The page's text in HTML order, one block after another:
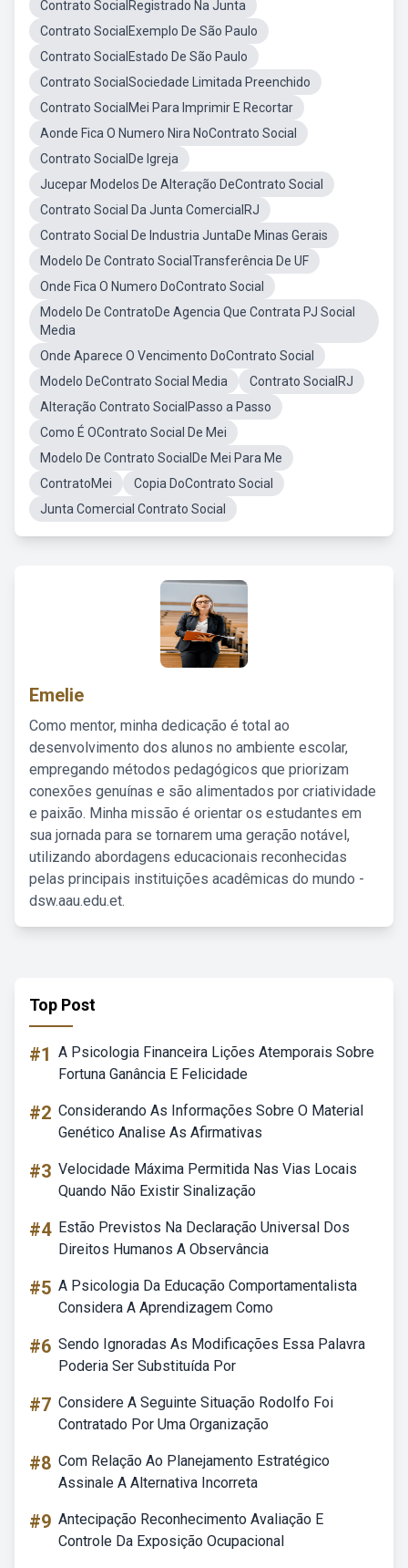
Contrato SocialRegistrado Na Junta
Contrato SocialExemplo De São Paulo
Contrato SocialEstado De São Paulo
Contrato SocialSociedade Limitada Preenchido
Contrato SocialMei Para Imprimir E Recortar
Aonde Fica O Numero Nira NoContrato Social
Contrato SocialDe Igreja
Jucepar Modelos De Alteração DeContrato Social
Contrato Social Da Junta ComercialRJ
Contrato Social De Industria JuntaDe Minas Gerais
Modelo De Contrato SocialTransferência De UF
Onde Fica O Numero DoContrato Social
Modelo De ContratoDe Agencia Que Contrata PJ Social
Media
Onde Aparece O Vencimento DoContrato Social
Modelo DeContrato Social Media
Contrato SocialRJ
Alteração Contrato SocialPasso a Passo
Como É OContrato Social De Mei
Modelo De Contrato SocialDe Mei Para Me
ContratoMei
Copia DoContrato Social
Junta Comercial Contrato Social
Emelie
Como mentor, minha dedicação é total ao
desenvolvimento dos alunos no ambiente escolar,
empregando métodos pedagógicos que priorizam
conexões genuínas e são alimentados por criatividade
e paixão. Minha missão é orientar os estudantes em
sua jornada para se tornarem uma geração notável,
utilizando abordagens educacionais reconhecidas
pelas principais instituições acadêmicas do mundo -
dsw.aau.edu.et.
Top Post
#1 A Psicologia Financeira Lições Atemporais Sobre
Fortuna Ganância E Felicidade
#2 Considerando As Informações Sobre O Material
Genético Analise As Afirmativas
#3 Velocidade Máxima Permitida Nas Vias Locais
Quando Não Existir Sinalização
#4 Estão Previstos Na Declaração Universal Dos
Direitos Humanos A Observância
#5 A Psicologia Da Educação Comportamentalista
Considera A Aprendizagem Como
#6 Sendo Ignoradas As Modificações Essa Palavra
Poderia Ser Substituída Por
#7 Considere A Seguinte Situação Rodolfo Foi
Contratado Por Uma Organização
#8 Com Relação Ao Planejamento Estratégico
Assinale A Alternativa Incorreta
#9 Antecipação Reconhecimento Avaliação E
Controle Da Exposição Ocupacional